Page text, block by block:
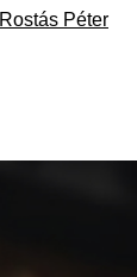
Rostás Péter